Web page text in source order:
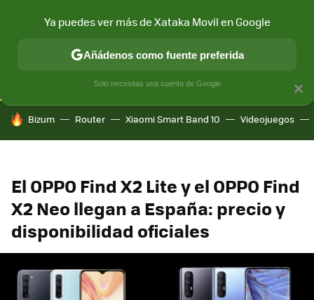
CONECTIVIDAD MÓVIL Y SOCIEDAD APLICACIONES
HOY SE HABLA DE
Bizum Router Xiaomi Smart Band 10 Videojuegos
El OPPO Find X2 Lite y el OPPO Find
X2 Neo llegan a España: precio y
disponibilidad oficiales
×
Ya puedes ver más de Xataka Movil en Google
Añádenos como fuente preferida
Solo necesitas una cuenta de Google